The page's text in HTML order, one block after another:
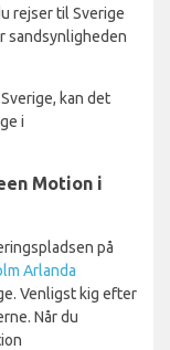
rejser til Sverige
sandsynligheden
kan det
i
Motion i
på
Arlanda
Venligst kig efter
Når du